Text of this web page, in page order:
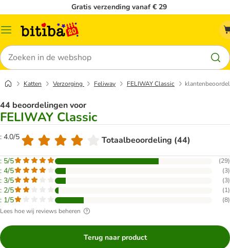
Gratis verzending vanaf € 29
Catalogusmenu
Zoeken
Katten Verzorging Feliway FELIWAY Classic
44 beoordelingen voor
FELIWAY Classic
: 4.0/5 Totaalbeoordeling (44)
: 5/5 (29)
: 4/5 (3)
: 3/5 (3)
: 2/5 (1)
: 1/5 (8)
Lees hoe wij reviews beheren
Terug naar product